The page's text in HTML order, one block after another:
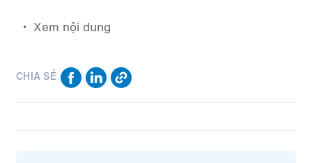
Xem nội dung
CHIA SẺ